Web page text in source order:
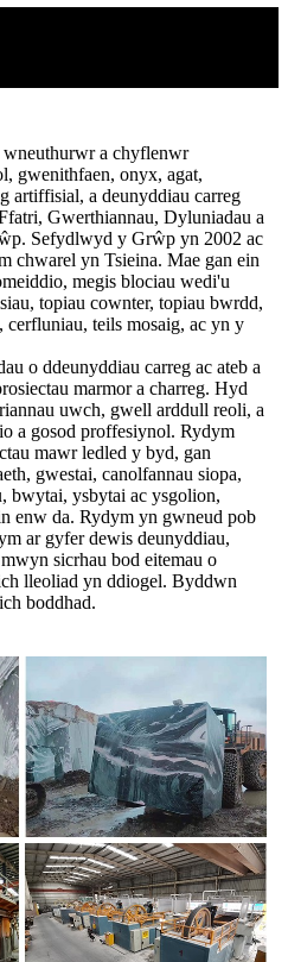
a chyflenwr
gwenithfaen, onyx, agat,
artiffisial, a deunyddiau carreg
Gwerthiannau, Dyluniadau a
Sefydlwyd y Grŵp yn 2002 ac
chwarel yn Tsieina. Mae gan ein
megis blociau wedi'u
topiau cownter, topiau bwrdd,
teils mosaig, ac yn y
o ddeunyddiau carreg ac ateb a
marmor a charreg. Hyd
uwch, gwell arddull reoli, a
a gosod proffesiynol. Rydym
mawr ledled y byd, gan
gwestai, canolfannau siopa,
ysbytai ac ysgolion,
enw da. Rydym yn gwneud pob
ar gyfer dewis deunyddiau,
sicrhau bod eitemau o
lleoliad yn ddiogel. Byddwn
boddhad.